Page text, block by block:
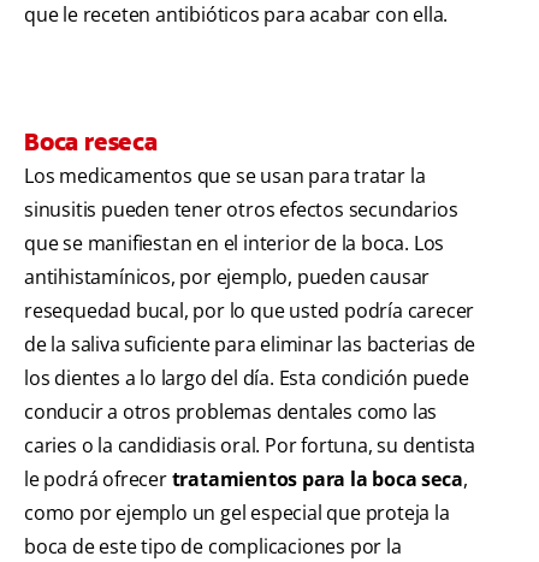
que le receten antibióticos para acabar con ella.
Boca reseca
Los medicamentos que se usan para tratar la
sinusitis pueden tener otros efectos secundarios
que se manifiestan en el interior de la boca. Los
antihistamínicos, por ejemplo, pueden causar
resequedad bucal, por lo que usted podría carecer
de la saliva suficiente para eliminar las bacterias de
los dientes a lo largo del día. Esta condición puede
conducir a otros problemas dentales como las
caries o la candidiasis oral. Por fortuna, su dentista
le podrá ofrecertratamientos para la boca seca,
como por ejemplo un gel especial que proteja la
boca de este tipo de complicaciones por la